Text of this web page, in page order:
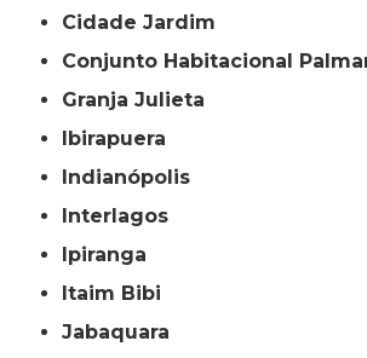
Cidade Jardim
Conjunto Habitacional
Granja Julieta
Ibirapuera
Indianópolis
Interlagos
Ipiranga
Itaim Bibi
Jabaquara